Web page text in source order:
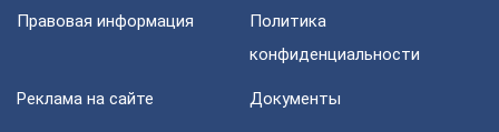
Правовая информация
Политика
конфиденциальности
Реклама на сайте Документы